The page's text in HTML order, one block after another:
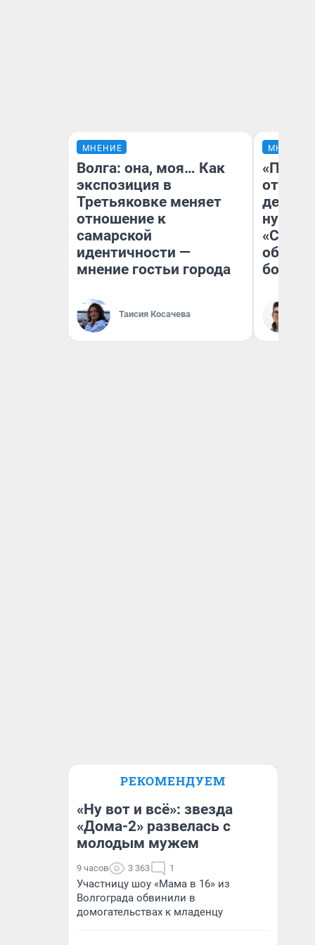
МНЕНИЕ
Волга: она, моя… Как
экспозиция в
Третьяковке меняет
отношение к
самарской
идентичности —
мнение гостьи города
Таисия Косачева
МНЕНИЕ
«После
нужно
РЕКОМЕНДУЕМ
«Ну вот и всё»: звезда
«Дома-2» развелась с
молодым мужем
9 часов 3 363 1
Участницу шоу «Мама в 16» из
Волгограда обвинили в
домогательствах к младенцу